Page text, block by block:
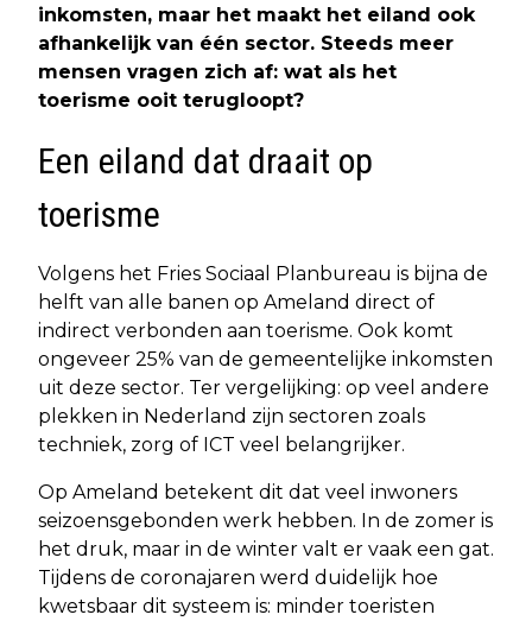
inkomsten, maar het maakt het eiland ook
afhankelijk van één sector. Steeds meer
mensen vragen zich af: wat als het
toerisme ooit terugloopt?
Een eiland dat draait op
toerisme
Volgens het Fries Sociaal Planbureau is bijna de
helft van alle banen op Ameland direct of
indirect verbonden aan toerisme. Ook komt
ongeveer 25% van de gemeentelijke inkomsten
uit deze sector. Ter vergelijking: op veel andere
plekken in Nederland zijn sectoren zoals
techniek, zorg of ICT veel belangrijker.
Op Ameland betekent dit dat veel inwoners
seizoensgebonden werk hebben. In de zomer is
het druk, maar in de winter valt er vaak een gat.
Tijdens de coronajaren werd duidelijk hoe
kwetsbaar dit systeem is: minder toeristen